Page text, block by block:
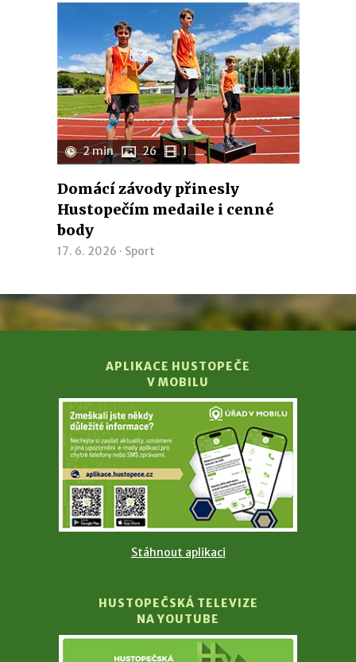
2 min 26 1
Domácí závody přinesly
Hustopečím medaile i cenné
body
17. 6. 2026 · Sport
APLIKACE HUSTOPEČE
V MOBILU
Stáhnout aplikaci
HUSTOPEČSKÁ TELEVIZE
NA YOUTUBE